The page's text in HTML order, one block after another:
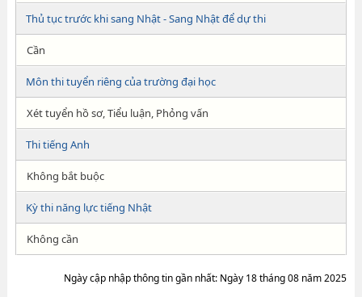
Thủ tục trước khi sang Nhật - Sang Nhật để dự thi
Cần
Môn thi tuyển riêng của trường đại học
Xét tuyển hồ sơ, Tiểu luận, Phỏng vấn
Thi tiếng Anh
Không bắt buộc
Kỳ thi năng lực tiếng Nhật
Không cần
Ngày cập nhập thông tin gần nhất: Ngày 18 tháng 08 năm 2025